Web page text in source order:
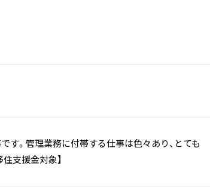
す。管理業務に付帯する仕事は色々あり、とても
支援金対象】